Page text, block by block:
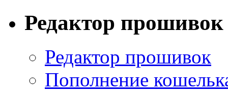
Редактор прошивок
Редактор прошивок
Пополнение